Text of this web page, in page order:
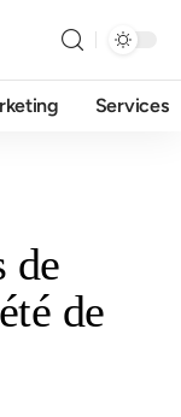
Services
de
de